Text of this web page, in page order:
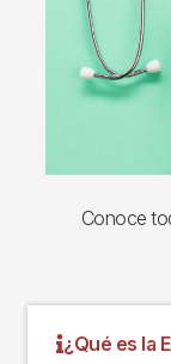
Conoce
¿Qué es la